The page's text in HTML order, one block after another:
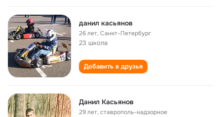
данил касьянов
26 лет,Санкт-Петербург
23 школа
Добавить в друзья
Данил Касьянов
29 лет,ставрополь-надзорное